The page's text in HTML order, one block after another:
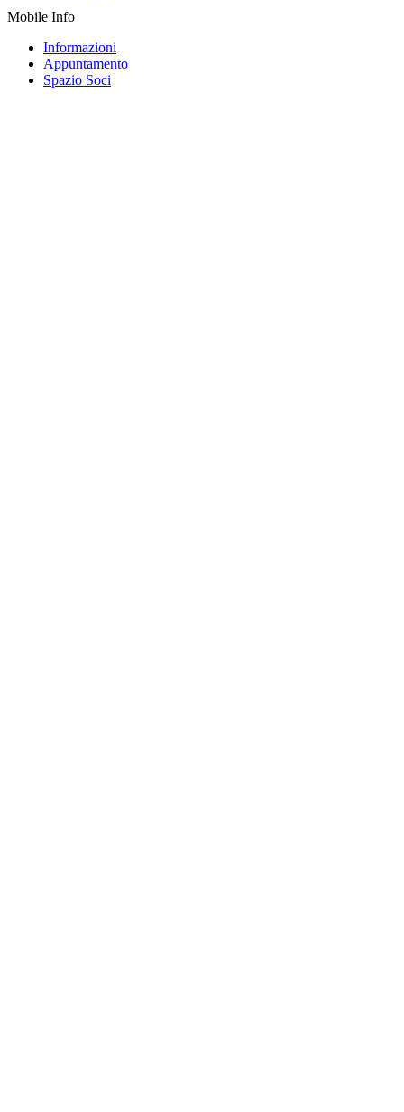
Mobile Info
Informazioni
Appuntamento
Spazio Soci